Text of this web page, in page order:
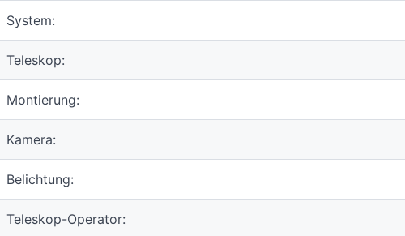
System:
Teleskop:
Montierung:
Kamera:
Belichtung:
Teleskop-Operator: